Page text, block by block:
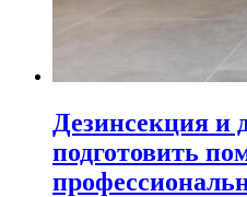
Дезинсекция и
подготовить